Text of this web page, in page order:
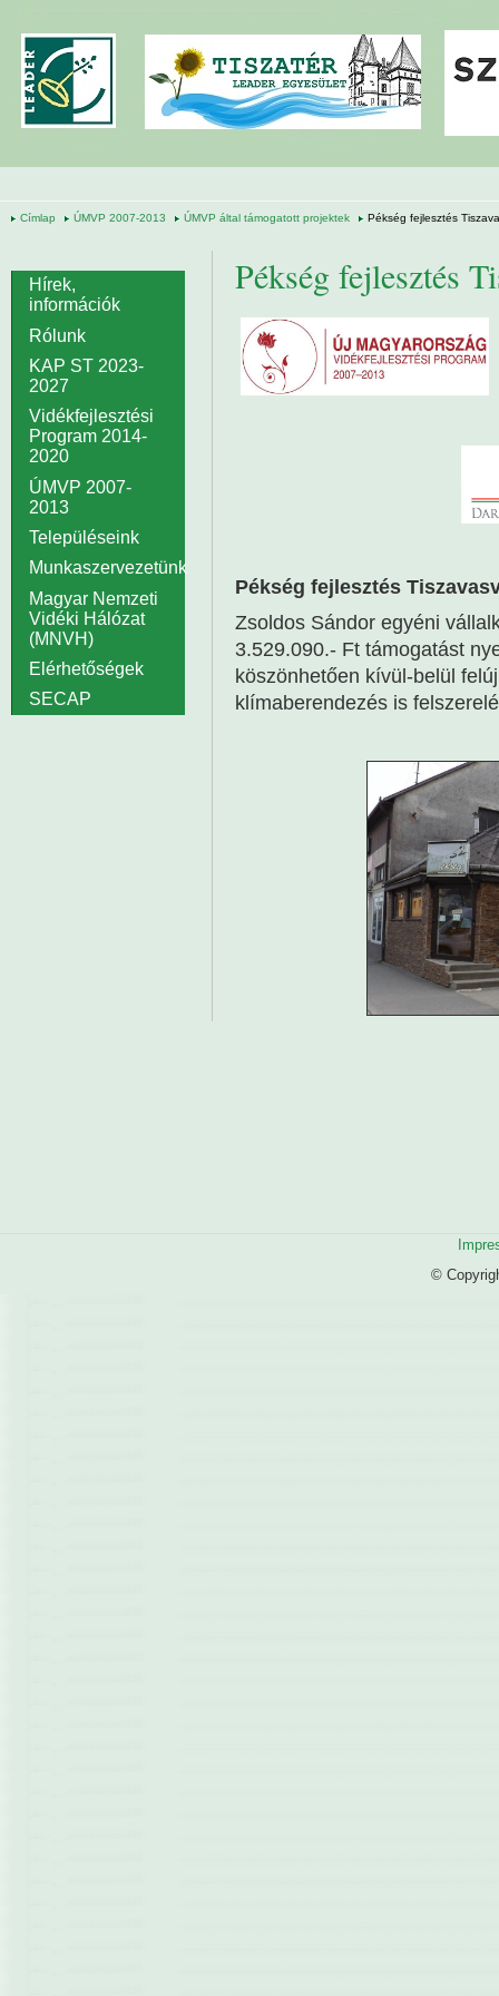
Címlap ÚMVP 2007-2013 ÚMVP által támogatott projektek Pékség fejlesztés
Pékség fejlesztés
Pékség fejlesztés
Zsoldos Sándor egyéni
3.529.090.- Ft támogatást
köszönhetően kívül-belül
klímaberendezés is
Hírek,
információk
Rólunk
KAP ST 2023-
2027
Vidékfejlesztési
Program 2014-
2020
ÚMVP 2007-
2013
Településeink
Munkaszervezetünk
Magyar Nemzeti
Vidéki Hálózat
(MNVH)
Elérhetőségek
SECAP
©